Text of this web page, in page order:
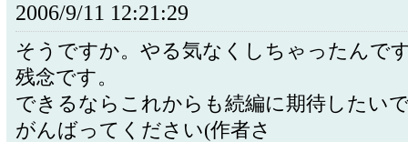
2006/9/11 12:21:29
そうですか。やる気なくしちゃったんで
残念です。
できるならこれからも続編に期待したい
がんばってください(作者さ